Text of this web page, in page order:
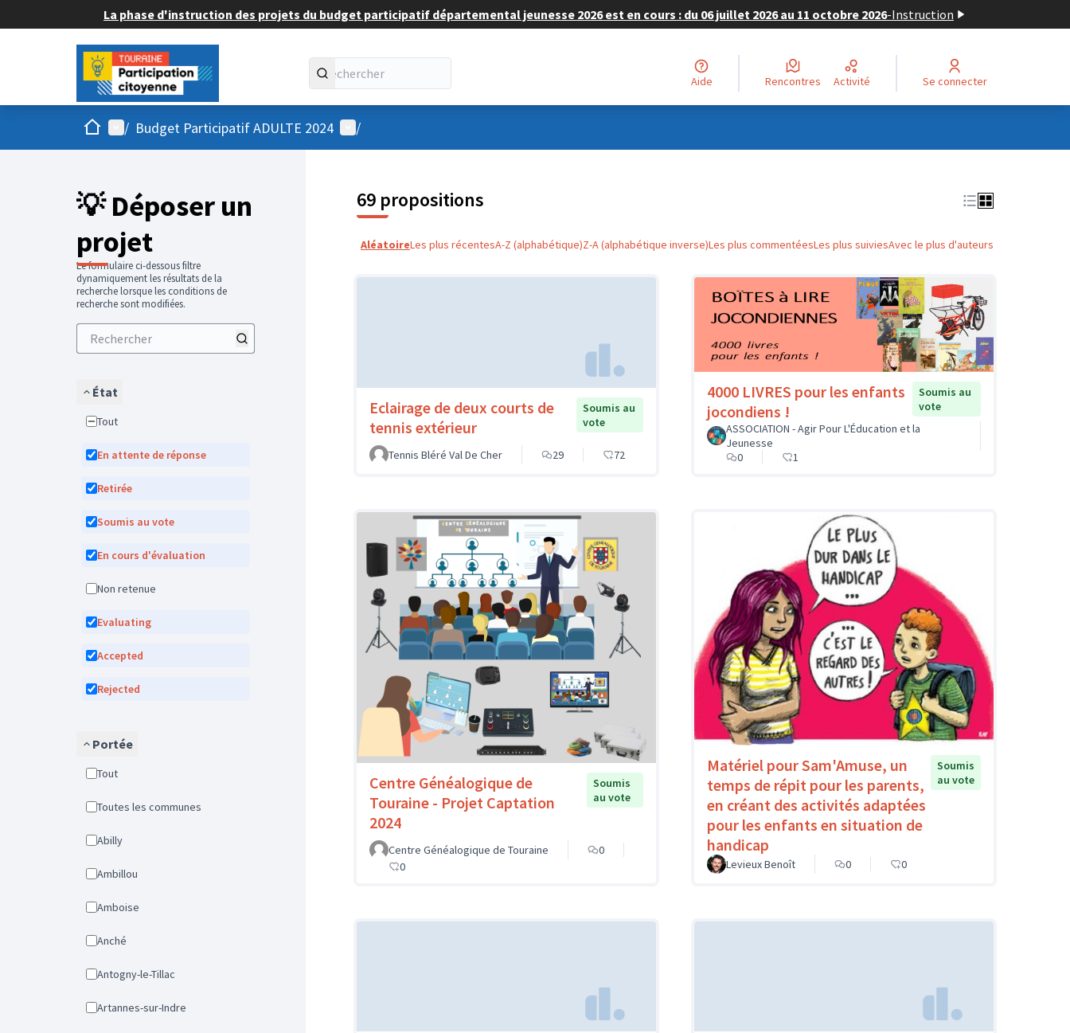
La phase d'instruction des projets du budget participatif départemental jeunesse 2026 est en cours : du 06 juillet 2026 au 11 octobre 2026-Instruction
Aide Rencontres Activité Se connecter
AccueilMenu principal
/ Budget Participatif ADULTE 2024 Menu utilisateur
/
💡 Déposer un
projet
Le formulaire ci-dessous filtre
dynamiquement les résultats de la
recherche lorsque les conditions de
recherche sont modifiées.
État
Tout
En attente de réponse
Retirée
Soumis au vote
En cours d'évaluation
Non retenue
Evaluating
Accepted
Rejected
Portée
Tout
Toutes les communes
Abilly
Ambillou
Amboise
Anché
Antogny-le-Tillac
Artannes-sur-Indre
69 propositions
AléatoireLes plus récentesA-Z (alphabétique)Z-A (alphabétique inverse)Les plus commentéesLes plus suiviesAvec le plus d'auteurs
Eclairage de deux courts de
tennis extérieur
Soumis au
vote
Tennis Bléré Val De Cher 29 72
4000 LIVRES pour les enfants
jocondiens !
Soumis au
vote
ASSOCIATION - Agir Pour L'Éducation et la
Jeunesse
0
1
Centre Généalogique de
Touraine - Projet Captation
2024
Soumis
au vote
Centre Généalogique de Touraine
0
0
Matériel pour Sam'Amuse, un
temps de répit pour les parents,
en créant des activités adaptées
pour les enfants en situation de
handicap
Soumis
au vote
Levieux Benoît 0 0